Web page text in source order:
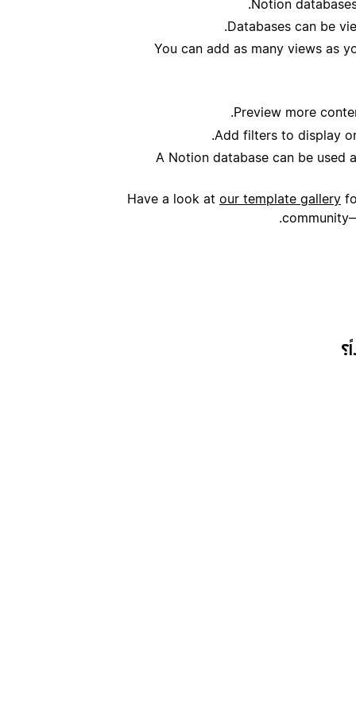
Notion
Databases can be
You can add as many views as
Preview more
Add filters to display
A Notion database can be used
Have a look at our template gallery